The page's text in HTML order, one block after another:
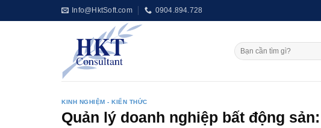
to
Info@HktSoft.com 0904.894.728
KINH NGHIỆM - KIẾN THỨC
Quản lý doanh nghiệp bất động